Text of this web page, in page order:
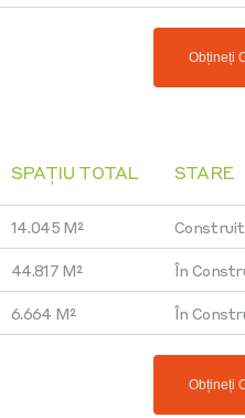
Obțineți
SPAȚIU TOTAL STARE
14.045 M² Construit
44.817 M² În
6.664 M² În
Obțineți